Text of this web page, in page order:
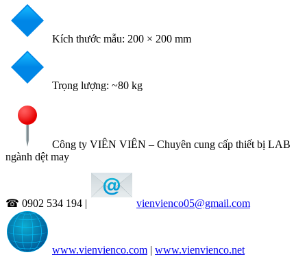
Kích thước mẫu: 200 × 200 mm
Trọng lượng: ~80 kg
Công ty VIÊN VIÊN – Chuyên cung cấp thiết bị LAB
ngành dệt may
☎ 0902 534 194 | vienvienco05@gmail.com
www.vienvienco.com | www.vienvienco.net